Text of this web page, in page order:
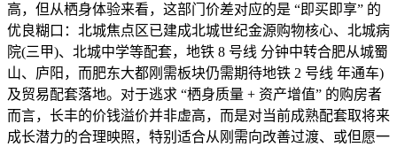
高，但从栖身体验来看，这部门价差对应的是 “即买即享” 的
优良糊口：北城焦点区已建成北城世纪金源购物核心、北城病
院(三甲)、北城中学等配套，地铁 8 号线 分钟中转合肥从城蜀
山、庐阳，而肥东大都刚需板块仍需期待地铁 2 号线 年通车)
及贸易配套落地。对于逃求 “栖身质量 + 资产增值” 的购房者
而言，长丰的价钱溢价并非虚高，而是对当前成熟配套取将来
成长潜力的合理映照，特别适合从刚需向改善过渡、或但愿一